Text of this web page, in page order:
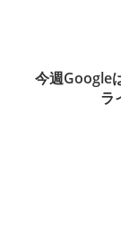
今週Google
ラ